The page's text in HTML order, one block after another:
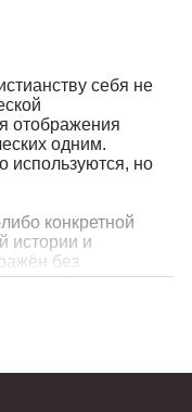
себя не
отображения
одним.
используются, но
конкретной
истории и
без
в сокращённом или
камней. Также